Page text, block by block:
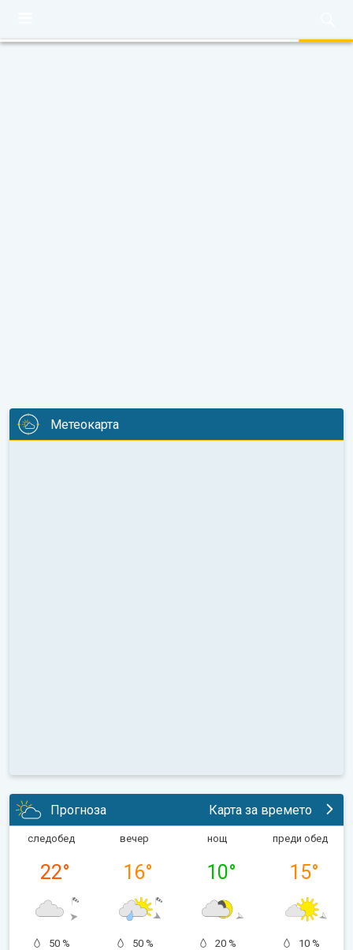
Метеокарта
Прогноза Карта за времето
следобед
22°
50 %
вечер
16°
50 %
нощ
10°
20 %
преди обед
15°
10 %